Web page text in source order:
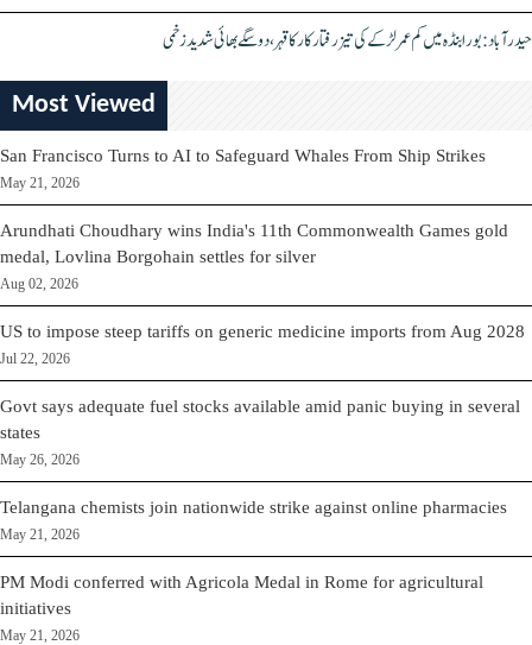
حیدرآباد: بورابنڈہ میں کم عمر لڑکے کی تیز رفتار کار کا قہر، دو سگے بھائی شدید زخمی
Most Viewed
San Francisco Turns to AI to Safeguard Whales From Ship Strikes
May 21, 2026
Arundhati Choudhary wins India's 11th Commonwealth Games gold
medal, Lovlina Borgohain settles for silver
Aug 02, 2026
US to impose steep tariffs on generic medicine imports from Aug 2028
Jul 22, 2026
Govt says adequate fuel stocks available amid panic buying in several
states
May 26, 2026
Telangana chemists join nationwide strike against online pharmacies
May 21, 2026
PM Modi conferred with Agricola Medal in Rome for agricultural
initiatives
May 21, 2026